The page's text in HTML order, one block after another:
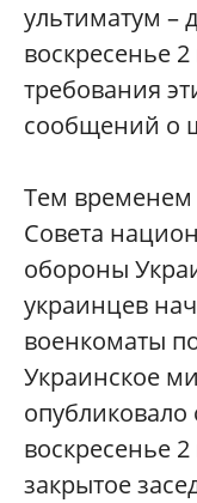
ультиматум –
воскресенье
требования
сообщений о
Тем
Совета
обороны
украинцев
военкоматы
Украинское
опубликовало
воскресенье
закрытое